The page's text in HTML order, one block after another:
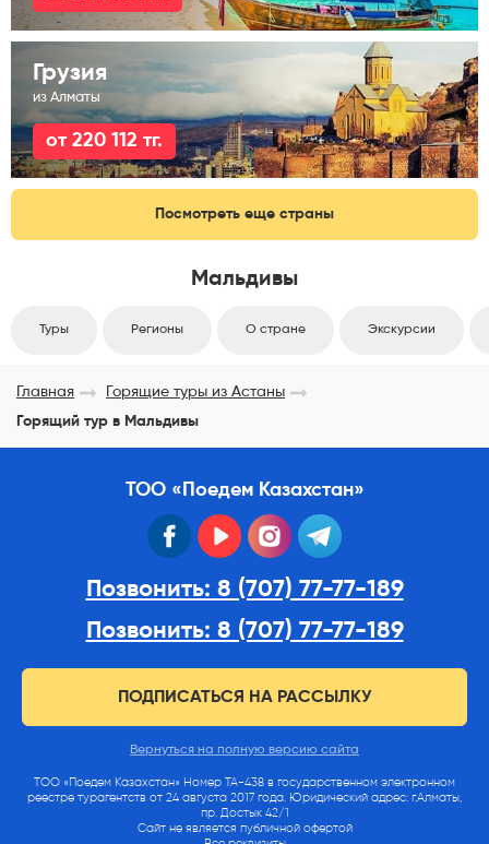
Грузия
из Алматы
от 220 112 тг.
Посмотреть еще страны
Мальдивы
Туры Регионы О стране Экскурсии
Главная
Горящие туры из Астаны
Горящий тур в Мальдивы
ТОО «Поедем Казахстан»
facebook youtube instagram
Позвонить: 8 (707) 77-77-189
Позвонить: 8 (707) 77-77-189
ПОДПИСАТЬСЯ НА РАССЫЛКУ
Вернуться на полную версию сайта
ТОО «Поедем Казахстан» Номер ТА-438 в государственном электронном
реестре турагентств от 24 августа 2017 года. Юридический адрес: г.Алматы,
пр. Достык 42/1
Сайт не является публичной офертой